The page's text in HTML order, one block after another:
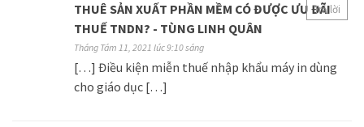
THUÊ SẢN XUẤT PHẦN MỀM CÓ ĐƯỢC ƯU ĐÃI
THUẾ TNDN? - TÙNG LINH QUÂN
Tháng Tám 11, 2021 lúc 9:10 sáng
[…] Điều kiện miễn thuế nhập khẩu máy in dùng
cho giáo dục […]
Trả lời